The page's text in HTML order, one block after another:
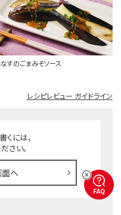
すのごまみそソース
レシピレビュー ガイドライン
くには、
さい。
面へ
FAQ